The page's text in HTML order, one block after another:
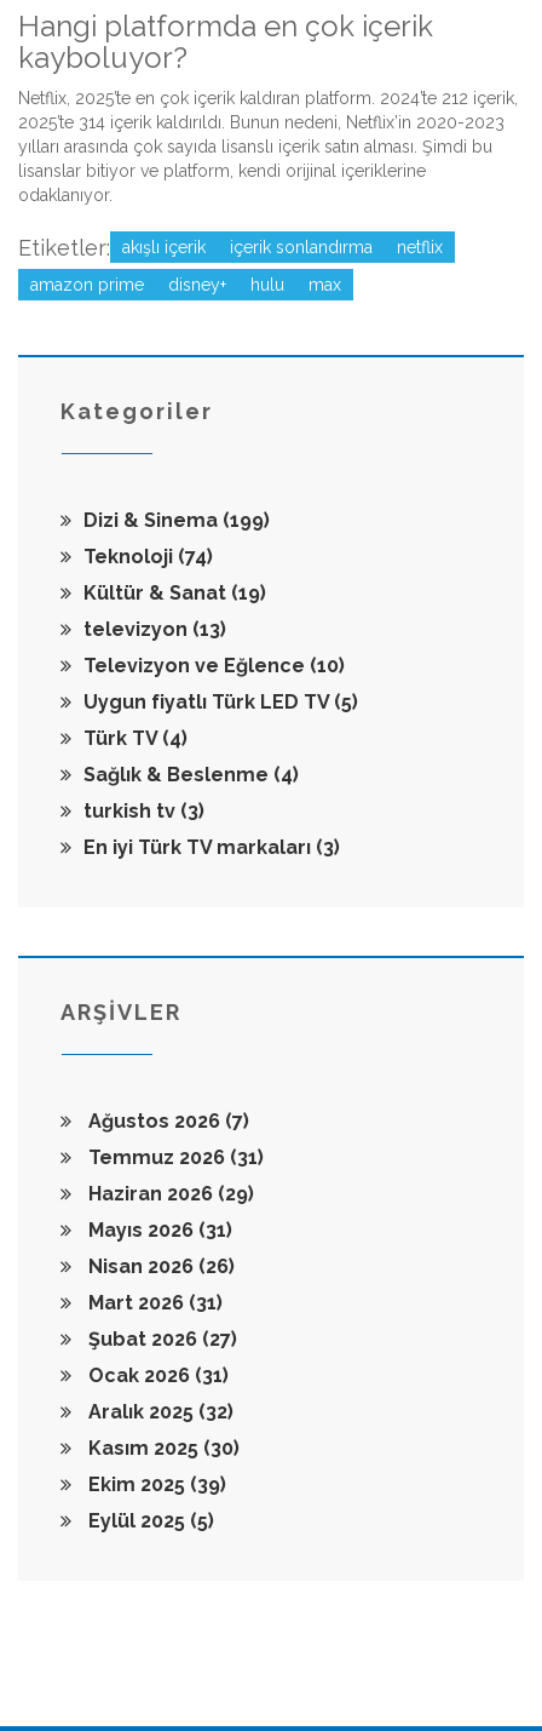
Hangi platformda en çok içerik
kayboluyor?
Netflix, 2025’te en çok içerik kaldıran platform. 2024’te 212 içerik,
2025’te 314 içerik kaldırıldı. Bunun nedeni, Netflix’in 2020-2023
yılları arasında çok sayıda lisanslı içerik satın alması. Şimdi bu
lisanslar bitiyor ve platform, kendi orijinal içeriklerine
odaklanıyor.
Etiketler: akışlı içerik içerik sonlandırma
netflix
amazon prime
disney+ hulu max
Kategoriler
Dizi & Sinema (199)
Teknoloji (74)
Kültür & Sanat (19)
televizyon (13)
Televizyon ve Eğlence (10)
Uygun fiyatlı Türk LED TV (5)
Türk TV (4)
Sağlık & Beslenme (4)
turkish tv (3)
En iyi Türk TV markaları (3)
ARŞİVLER
Ağustos 2026 (7)
Temmuz 2026 (31)
Haziran 2026 (29)
Mayıs 2026 (31)
Nisan 2026 (26)
Mart 2026 (31)
Şubat 2026 (27)
Ocak 2026 (31)
Aralık 2025 (32)
Kasım 2025 (30)
Ekim 2025 (39)
Eylül 2025 (5)